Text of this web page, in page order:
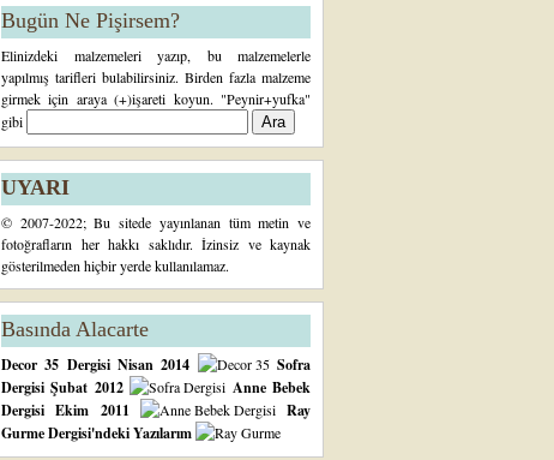
Bugün Ne Pişirsem?
Elinizdeki malzemeleri yazıp, bu malzemelerle
yapılmış tarifleri bulabilirsiniz. Birden fazla malzeme
girmek için araya (+)işareti koyun. "Peynir+yufka"
gibi
UYARI
© 2007-2022; Bu sitede yayınlanan tüm metin ve
fotoğrafların her hakkı saklıdır. İzinsiz ve kaynak
gösterilmeden hiçbir yerde kullanılamaz.
Basında Alacarte
Decor 35 Dergisi Nisan 2014
Sofra
Dergisi Şubat 2012
Anne Bebek
Dergisi Ekim 2011
Ray
Gurme Dergisi'ndeki Yazılarım